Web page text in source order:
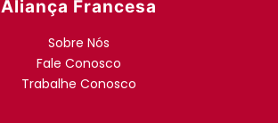
Aliança Francesa
Sobre Nós
Fale Conosco
Trabalhe Conosco